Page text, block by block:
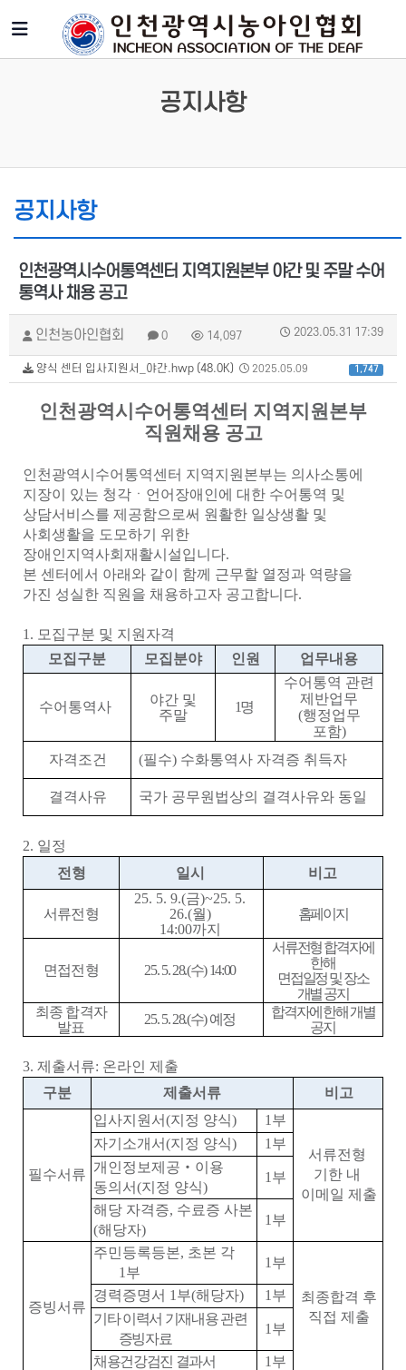
공지사항
공지사항
인천광역시수어통역센터 지역지원본부 야간 및 주말 수어
통역사 채용 공고
인천농아인협회 0 14,097 2023.05.31 17:39
1,747
양식 센터 입사지원서_야간.hwp (48.0K) 2025.05.09
인천광역시수어통역센터 지역지원본부
직원채용 공고
인천광역시수어통역센터 지역지원본부는 의사소통에
지장이 있는 청각 ㆍ 언어장애인에 대한 수어통역 및
상담서비스를 제공함으로써 원활한 일상생활 및
사회생활을 도모하기 위한
장애인지역사회재활시설입니다.
본 센터에서 아래와 같이 함께 근무할 열정과 역량을
가진 성실한 직원을 채용하고자 공고합니다.
1. 모집구분 및 지원자격
모집구분
모집분야 인원 업무내용
수어통역사
야간 및
주말
1명
수어통역 관련
제반업무
(행정업무
포함)
자격조건
(필수) 수화통역사 자격증 취득자
결격사유 국가 공무원법상의 결격사유와 동일
2. 일정
전형
일시 비고
서류전형
25. 5. 9.(금)~25. 5.
26.(월)
14:00까지
홈페이지
면접전형 25. 5. 28.(수)14:00
서류전형 합격자에
한해
면접일정 및 장소
개별 공지
최종 합격자
발표
25. 5. 28.(수)예정
합격자에 한해 개별
공지
3. 제출서류: 온라인 제출
구분
제출서류 비고
필수서류
입사지원서(지정 양식) 1 부
서류전형
기한 내
이메일 제출
자기소개서(지정 양식) 1 부
개인정보제공 ‧ 이용
동의서(지정 양식)
1 부
해당 자격증, 수료증 사본
(해당자)
1 부
증빙서류
주민등록등본, 초본 각
1 부
1 부
최종합격 후
직접 제출
경력증명서 1 부(해당자) 1 부
기타 이력서 기재내용 관련
증빙자료
1 부
채용건강검진 결과서 1 부